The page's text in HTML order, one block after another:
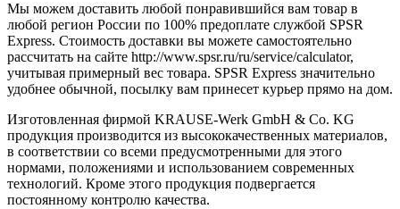
Мы можем доставить любой понравившийся вам товар в
любой регион России по 100% предоплате службой SPSR
Express. Стоимость доставки вы можете самостоятельно
рассчитать на сайте http://www.spsr.ru/ru/service/calculator,
учитывая примерный вес товара. SPSR Express значительно
удобнее обычной, посылку вам принесет курьер прямо на дом.
Изготовленная фирмой KRAUSE-Werk GmbH & Со. KG
продукция производится из высококачественных материалов,
в соответствии со всеми предусмотренными для этого
нормами, положениями и использованием современных
технологий. Кроме этого продукция подвергается
постоянному контролю качества.